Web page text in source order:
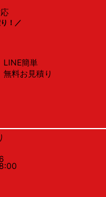
製
LINE簡単
無料お見積り
！／